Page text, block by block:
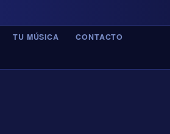
TU MÚSICA CONTACTO